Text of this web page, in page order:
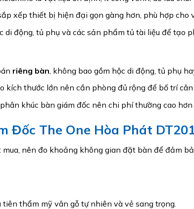
xếp thiết bị hiện đại gọn gàng hơn, phù hợp cho
di động, tủ phụ và các sản phẩm tủ tài liệu để tạo
riêng bàn , không bao gồm hộc di động, tủ phụ
kích thước lớn nên cần phòng đủ rộng để bố trí cân
khúc bàn giám đốc nên chi phí thường cao
Đốc The One Hòa Phát
mua, nên đo khoảng không gian đặt bàn để đảm
tiên thẩm mỹ vân gỗ tự nhiên và vẻ sang trọng.